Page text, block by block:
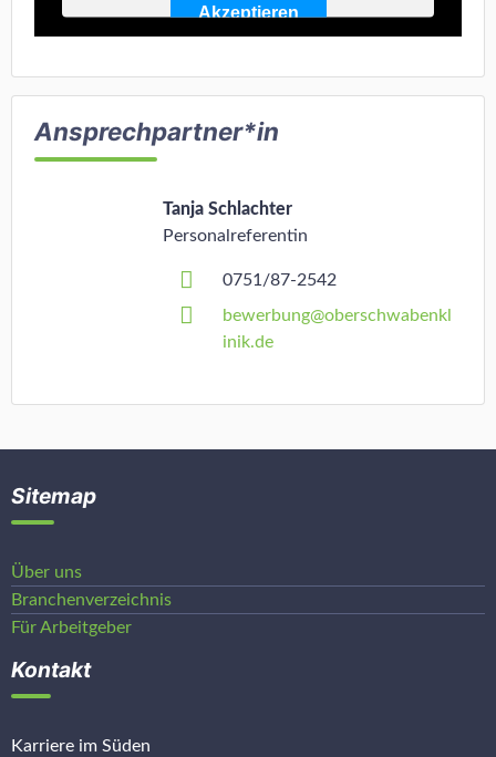
Akzeptieren
Ansprechpartner*in
Tanja Schlachter
Personalreferentin
0751/87-2542
bewerbung@oberschwabenkl
inik.de
Sitemap
Über uns
Branchenverzeichnis
Für Arbeitgeber
Kontakt
Karriere im Süden